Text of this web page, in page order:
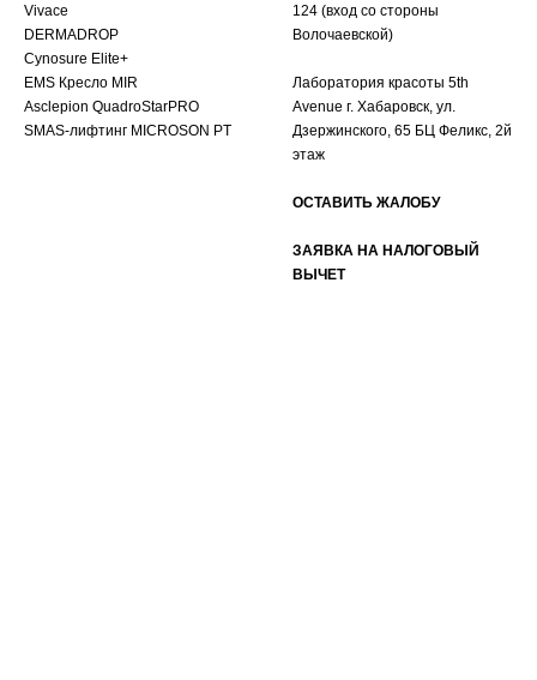
Vivace
DERMADROP
Cynosure Elite+
EMS Кресло MIR
Asclepion QuadroStarPRO
SMAS-лифтинг MICROSON PT
124 (вход со стороны
Волочаевской)
Лаборатория красоты 5th
Avenue г. Хабаровск, ул.
Дзержинского, 65 БЦ Феликс, 2й
этаж
ОСТАВИТЬ ЖАЛОБУ
ЗАЯВКА НА НАЛОГОВЫЙ
ВЫЧЕТ